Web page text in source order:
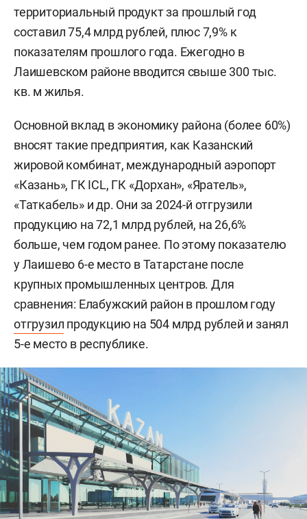
территориальный продукт за прошлый год
составил 75,4 млрд рублей, плюс 7,9% к
показателям прошлого года. Ежегодно в
Лаишевском районе вводится свыше 300 тыс.
кв. м жилья.
Основной вклад в экономику района (более 60%)
вносят такие предприятия, как Казанский
жировой комбинат, международный аэропорт
«Казань», ГК ICL, ГК «Дорхан», «Яратель»,
«Таткабель» и др. Они за 2024-й отгрузили
продукцию на 72,1 млрд рублей, на 26,6%
больше, чем годом ранее. По этому показателю
у Лаишево 6-е место в Татарстане после
крупных промышленных центров. Для
сравнения: Елабужский район в прошлом году
отгрузил продукцию на 504 млрд рублей и занял
5-е место в республике.